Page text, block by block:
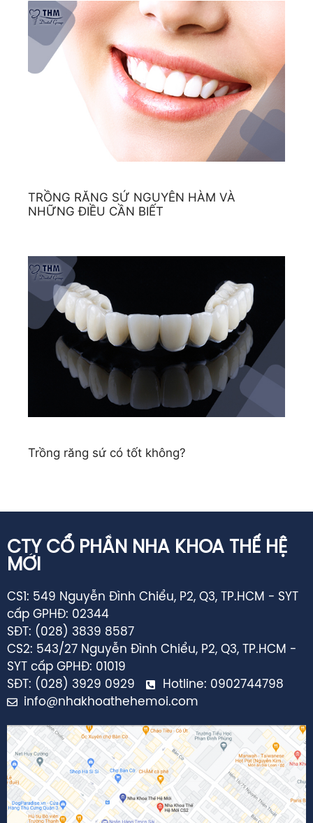
TRỒNG RĂNG SỨ NGUYÊN HÀM VÀ
NHỮNG ĐIỀU CẦN BIẾT
Trồng răng sứ có tốt không?
CTY CỔ PHẦN NHA KHOA THẾ HỆ
MỚI
CS1: 549 Nguyễn Đình Chiểu, P2, Q3, TP.HCM - SYT
cấp GPHĐ: 02344
SĐT: (028) 3839 8587
CS2: 543/27 Nguyễn Đình Chiểu, P2, Q3, TP.HCM -
SYT cấp GPHĐ: 01019
SĐT: (028) 3929 0929
Hotline: 0902744798
info@nhakhoathehemoi.com